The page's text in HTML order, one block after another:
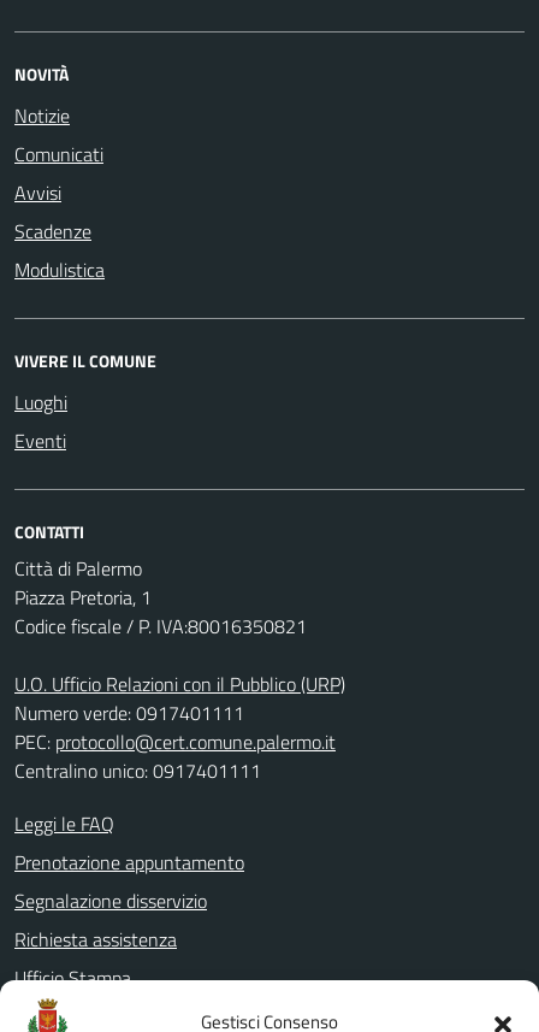
Gestisci Consenso
NOVITÀ
Notizie
Comunicati
Avvisi
Scadenze
Modulistica
VIVERE IL COMUNE
Luoghi
Eventi
CONTATTI
Città di Palermo
Piazza Pretoria, 1
Codice fiscale / P. IVA:80016350821
U.O. Ufficio Relazioni con il Pubblico (URP)
Numero verde: 0917401111
PEC: protocollo@cert.comune.palermo.it
Centralino unico: 0917401111
Leggi le FAQ
Prenotazione appuntamento
Segnalazione disservizio
Richiesta assistenza
Ufficio Stampa
Amministrazione Trasparente